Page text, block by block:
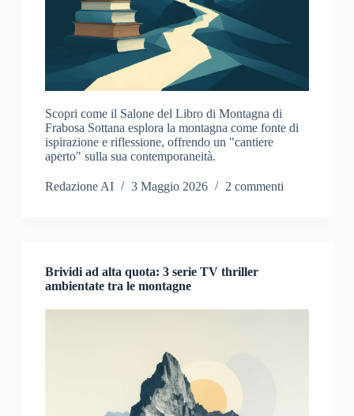
Scopri come il Salone del Libro di Montagna di
Frabosa Sottana esplora la montagna come fonte di
ispirazione e riflessione, offrendo un "cantiere
aperto" sulla sua contemporaneità.
Redazione AI 3 Maggio 2026 2 commenti
Brividi ad alta quota: 3 serie TV thriller
ambientate tra le montagne